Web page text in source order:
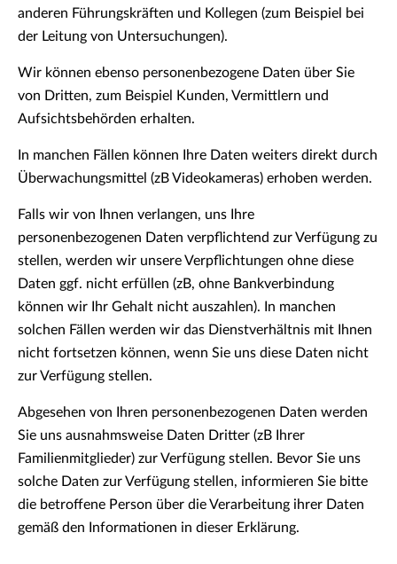
anderen Führungskräften und Kollegen (zum Beispiel bei
der Leitung von Untersuchungen).
Wir können ebenso personenbezogene Daten über Sie
von Dritten, zum Beispiel Kunden, Vermittlern und
Aufsichtsbehörden erhalten.
In manchen Fällen können Ihre Daten weiters direkt durch
Überwachungsmittel (zB Videokameras) erhoben werden.
Falls wir von Ihnen verlangen, uns Ihre
personenbezogenen Daten verpflichtend zur Verfügung zu
stellen, werden wir unsere Verpflichtungen ohne diese
Daten ggf. nicht erfüllen (zB, ohne Bankverbindung
können wir Ihr Gehalt nicht auszahlen). In manchen
solchen Fällen werden wir das Dienstverhältnis mit Ihnen
nicht fortsetzen können, wenn Sie uns diese Daten nicht
zur Verfügung stellen.
Abgesehen von Ihren personenbezogenen Daten werden
Sie uns ausnahmsweise Daten Dritter (zB Ihrer
Familienmitglieder) zur Verfügung stellen. Bevor Sie uns
solche Daten zur Verfügung stellen, informieren Sie bitte
die betroffene Person über die Verarbeitung ihrer Daten
gemäß den Informationen in dieser Erklärung.